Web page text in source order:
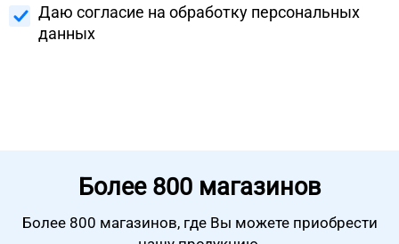
Даю согласие на обработку персональных
данных
Более 800 магазинов
Более 800 магазинов, где Вы можете приобрести